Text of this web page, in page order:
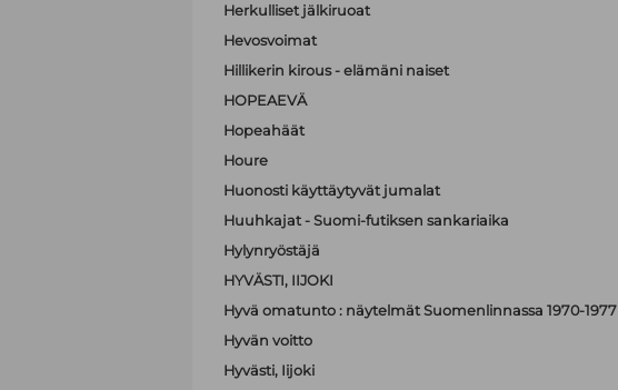
Herkulliset jälkiruoat
Hevosvoimat
Hillikerin kirous - elämäni naiset
HOPEAEVÄ
Hopeahäät
Houre
Huonosti käyttäytyvät jumalat
Huuhkajat - Suomi-futiksen sankariaika
Hylynryöstäjä
HYVÄSTI, IIJOKI
Hyvä omatunto : näytelmät Suomenlinnassa 1970-1977
Hyvän voitto
Hyvästi, Iijoki